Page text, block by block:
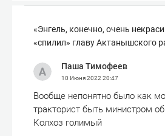
«Энгель, конечно, очень
«спилил» главу Актанышского
Паша Тимофеев
10 Июня 2022 20:47
Вообще непонятно было как
тракторист быть министром
Колхоз голимый